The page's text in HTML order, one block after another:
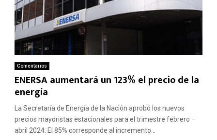
Comentarios
ENERSA aumentará un 123% el precio de la
energía
La Secretaría de Energía de la Nación aprobó los nuevos
precios mayoristas estacionales para el trimestre febrero –
abril 2024. El 85% corresponde al incremento...